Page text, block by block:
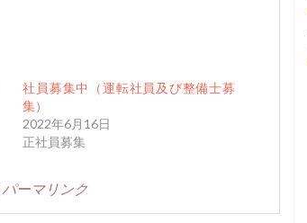
社員募集中（運転社員及び整備士募
集）
2022年6月16日
正社員募集
パーマリンク